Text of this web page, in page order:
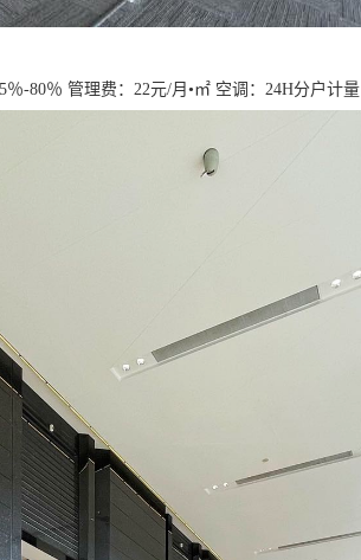
-80％ 管理费：22元/月•㎡ 空调：24H分户计量